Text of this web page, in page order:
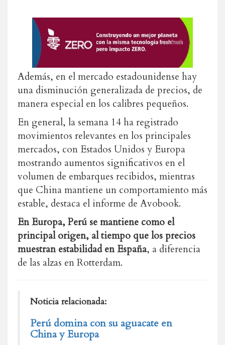
Además, en el mercado estadounidense hay
una disminución generalizada de precios, de
manera especial en los calibres pequeños.
En general, la semana 14 ha registrado
movimientos relevantes en los principales
mercados, con Estados Unidos y Europa
mostrando aumentos significativos en el
volumen de embarques recibidos, mientras
que China mantiene un comportamiento más
estable, destaca el informe de Avobook.
En Europa, Perú se mantiene como el
principal origen, al tiempo que los precios
muestran estabilidad en España, a diferencia
de las alzas en Rotterdam.
Noticia relacionada:
Perú domina con su aguacate en
China y Europa